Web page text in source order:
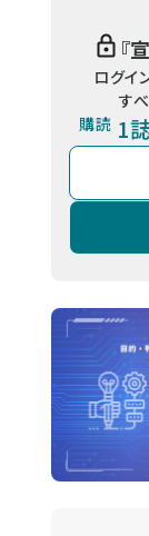
『
ログイ
す
購読 1